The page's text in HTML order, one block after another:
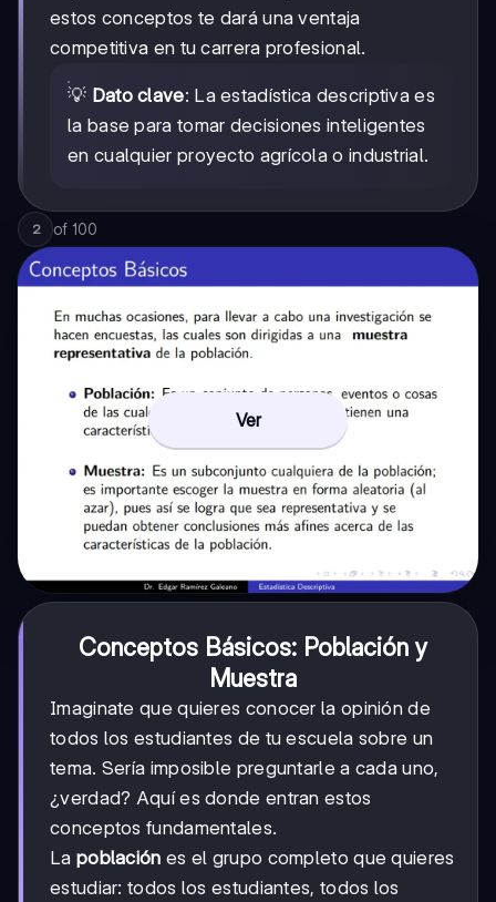
estos conceptos te dará una ventaja
competitiva en tu carrera profesional.
💡 Dato clave: La estadística descriptiva es
la base para tomar decisiones inteligentes
en cualquier proyecto agrícola o industrial.
2 of 100
Ver
Conceptos Básicos: Población y
Muestra
Imaginate que quieres conocer la opinión de
todos los estudiantes de tu escuela sobre un
tema. Sería imposible preguntarle a cada uno,
¿verdad? Aquí es donde entran estos
conceptos fundamentales.
La población es el grupo completo que quieres
estudiar: todos los estudiantes, todos los